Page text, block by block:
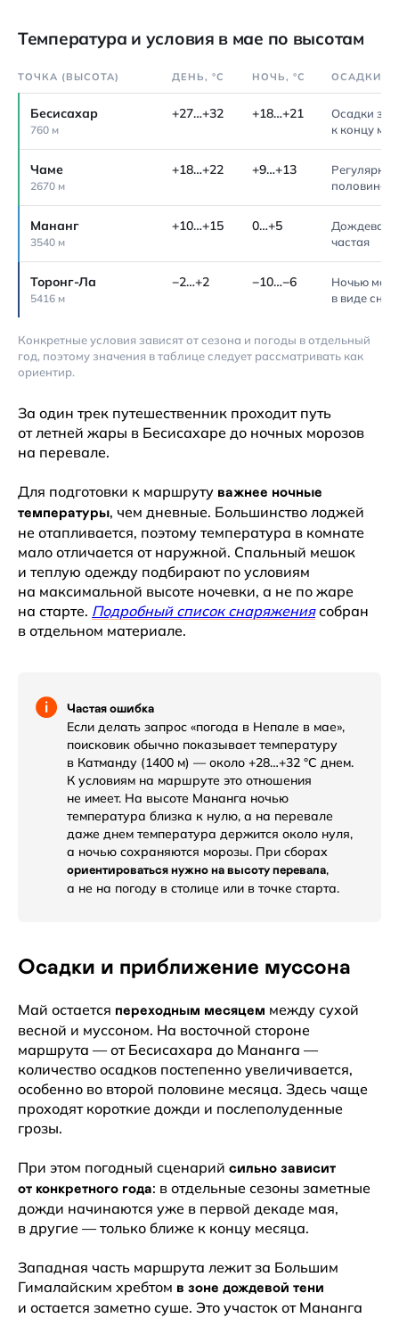
Температура и условия в мае по высотам
ТОЧКА (ВЫСОТА) ДЕНЬ, °C НОЧЬ, °C ОСАДКИ И
Бесисахар
760 м
+27…+32 +18…+21
Осадки
к концу
Чаме
2670 м
+18…+22 +9…+13
половине
Мананг
3540 м
+10…+15 0…+5
Дождевая
частая
Торонг-Ла
5416 м
−2…+2 −10…−6
Ночью
в виде
Конкретные условия зависят от сезона и погоды в отдельный
год, поэтому значения в таблице следует рассматривать как
ориентир.
За один трек путешественник проходит путь
от летней жары в Бесисахаре до ночных морозов
на перевале.
Для подготовки к маршруту важнее ночные
температуры, чем дневные. Большинство лоджей
не отапливается, поэтому температура в комнате
мало отличается от наружной. Спальный мешок
и теплую одежду подбирают по условиям
на максимальной высоте ночевки, а не по жаре
на старте. Подробный список снаряжениясобран
в отдельном материале.
Частая ошибка
Если делать запрос «погода в Непале в мае»,
поисковик обычно показывает температуру
в Катманду (1400 м) — около +28…+32 °C днем.
К условиям на маршруте это отношения
не имеет. На высоте Мананга ночью
температура близка к нулю, а на перевале
даже днем температура держится около нуля,
а ночью сохраняются морозы. При сборах
ориентироваться нужно на высоту перевала,
а не на погоду в столице или в точке старта.
Осадки и приближение муссона
Май остается переходным месяцем между сухой
весной и муссоном. На восточной стороне
маршрута — от Бесисахара до Мананга —
количество осадков постепенно увеличивается,
особенно во второй половине месяца. Здесь чаще
проходят короткие дожди и послеполуденные
грозы.
При этом погодный сценарий сильно зависит
от конкретного года: в отдельные сезоны заметные
дожди начинаются уже в первой декаде мая,
в другие — только ближе к концу месяца.
Западная часть маршрута лежит за Большим
Гималайским хребтом в зоне дождевой тени
и остается заметно суше. Это участок от Мананга